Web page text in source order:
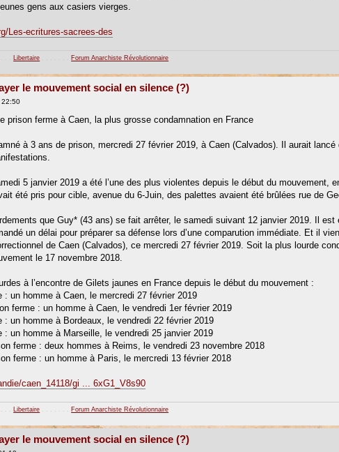
gens aux casiers vierges.
Les-ecritures-sacrees-des
Libertaire Forum Anarchiste Révolutionnaire
le mouvement social en silence (?)
22:50
prison ferme à Caen, la plus grosse condamnation en France
à 3 ans de prison, mercredi 27 février 2019, à Caen (Calvados). Il aurait
5 janvier 2019 a été l’une des plus violentes depuis le début du mouvement,
été pris pour cible, avenue du 6-Juin, des palettes avaient été brûlées rue de
que Guy* (43 ans) se fait arrêter, le samedi suivant 12 janvier 2019. Il
un délai pour préparer sa défense lors d’une comparution immédiate. Et il
de Caen (Calvados), ce mercredi 27 février 2019. Soit la plus lourde
le 17 novembre 2018.
à l’encontre de Gilets jaunes en France depuis le début du mouvement :
: un homme à Caen, le mercredi 27 février 2019
ferme : un homme à Caen, le vendredi 1er février 2019
: un homme à Bordeaux, le vendredi 22 février 2019
: un homme à Marseille, le vendredi 25 janvier 2019
ferme : deux hommes à Reims, le vendredi 23 novembre 2018
ferme : un homme à Paris, le mercredi 13 février 2018
caen_14118/gi ... 6xG1_V8s90
. . . Libertaire . . . . . . . Forum Anarchiste Révolutionnaire
le mouvement social en silence (?)